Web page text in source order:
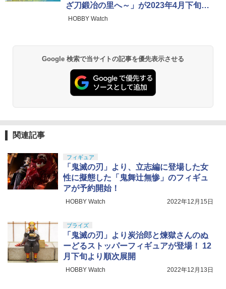
ざ刀鍛冶の里へ～」が2023年4月下旬に
発売決定
HOBBY Watch
Google 検索で当サイトの記事を優先表示させる
関連記事
フィギュア
「鬼滅の刃」より、立志編に登場した女
性に擬態した「鬼舞辻無惨」のフィギュ
アが予約開始！
HOBBY Watch 2022年12月15日
プライズ
「鬼滅の刃」より炭治郎と煉獄さんのぬ
ーどるストッパーフィギュアが登場！ 12
月下旬より順次展開
HOBBY Watch 2022年12月13日